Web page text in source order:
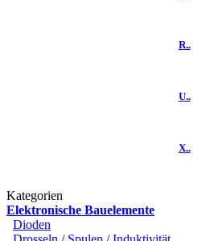
R..
U..
X..
Kategorien
Elektronische Bauelemente
Dioden